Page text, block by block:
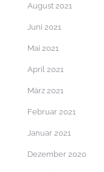
August 2021
Juni 2021
Mai 2021
April 2021
März 2021
Februar 2021
Januar 2021
Dezember 2020